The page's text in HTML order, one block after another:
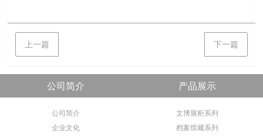
上一篇 下一篇
公司简介
公司简介
企业文化
产品展示
文博展柜系列
档案馆藏系列